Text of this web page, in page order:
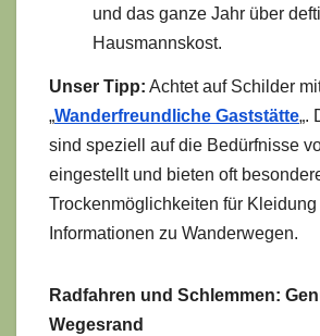
und das ganze Jahr über
Hausmannskost.
Unser Tipp: Achtet auf Schilder
„Wanderfreundliche Gaststätte„.
sind speziell auf die Bedürfnisse
eingestellt und bieten oft
Trockenmöglichkeiten für Kleidung
Informationen zu Wanderwegen.
Radfahren und Schlemmen:
Wegesrand